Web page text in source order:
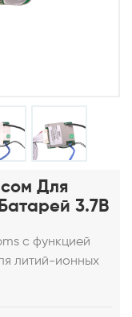
Для
3.7В
с функцией
литий-ионных